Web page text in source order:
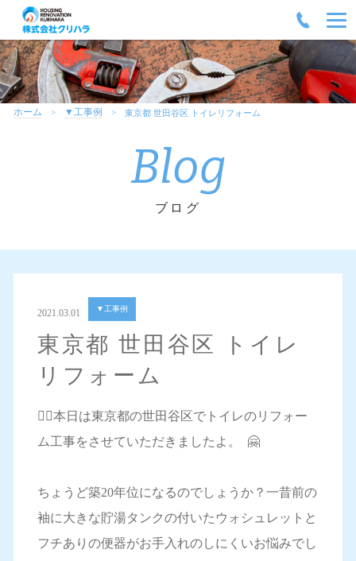
ホーム ▼工事例 東京都 世田谷区 トイレリフォーム
Blog
ブログ
2021.03.01 ▼工事例
東京都 世田谷区 トイレ
リフォーム
💁‍♀️本日は東京都の世田谷区でトイレのリフォー
ム工事をさせていただきましたよ。 🤗
ちょうど築20年位になるのでしょうか？一昔前の
袖に大きな貯湯タンクの付いたウォシュレットと
フチありの便器がお手入れのしにくいお悩みでし